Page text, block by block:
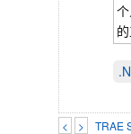
< > TRAE